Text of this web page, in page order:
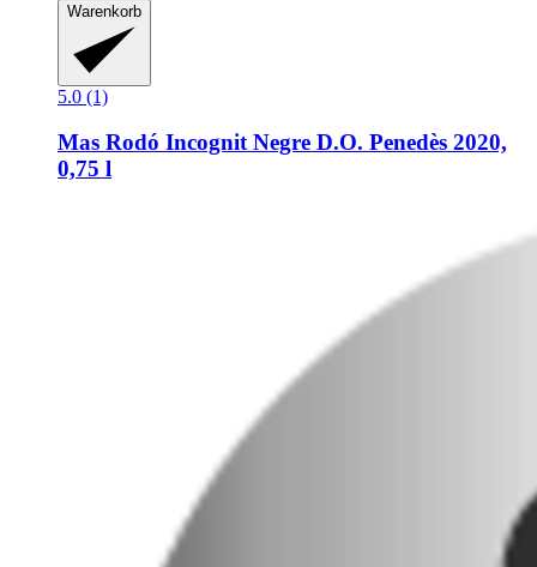
Warenkorb
5.0 (1)
Mas Rodó Incognit Negre D.O. Penedès 2020,
0,75 l